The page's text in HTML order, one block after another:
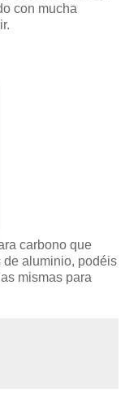
con mucha
carbono que
aluminio, podéis
mismas para